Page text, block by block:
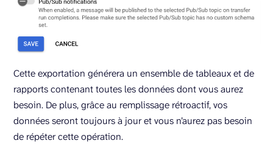
Cette exportation générera un ensemble de tableaux et de
rapports contenant toutes les données dont vous aurez
besoin. De plus, grâce au remplissage rétroactif, vos
données seront toujours à jour et vous n’aurez pas besoin
de répéter cette opération.